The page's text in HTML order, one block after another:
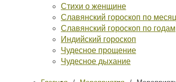
Стихи о женщине
Славянский гороскоп по
Славянский гороскоп по годам
Индийский гороскоп
Чудесное прощение
Чудесное дыхание